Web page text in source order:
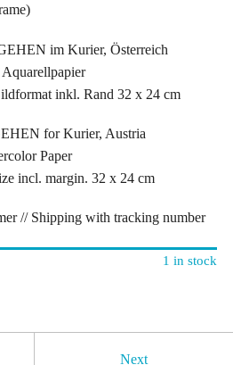
im Kurier, Österreich
inkl. Rand 32 x 24 cm
for Kurier, Austria
Paper
incl. margin. 32 x 24 cm
// Shipping with tracking number
1 in stock
Next